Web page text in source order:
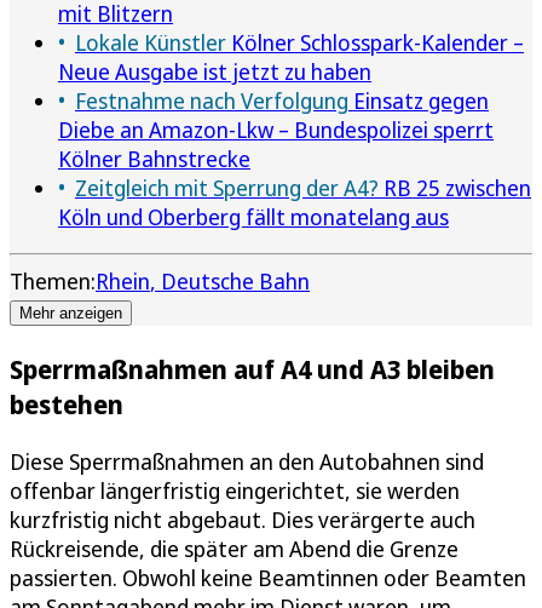
mit Blitzern
Lokale Künstler Kölner Schlosspark-Kalender –
Neue Ausgabe ist jetzt zu haben
Festnahme nach Verfolgung Einsatz gegen
Diebe an Amazon-Lkw – Bundespolizei sperrt
Kölner Bahnstrecke
Zeitgleich mit Sperrung der A4? RB 25 zwischen
Köln und Oberberg fällt monatelang aus
Themen:Rhein Deutsche Bahn
Mehr anzeigen
Sperrmaßnahmen auf A4 und A3 bleiben
bestehen
Diese Sperrmaßnahmen an den Autobahnen sind
offenbar längerfristig eingerichtet, sie werden
kurzfristig nicht abgebaut. Dies verärgerte auch
Rückreisende, die später am Abend die Grenze
passierten. Obwohl keine Beamtinnen oder Beamten